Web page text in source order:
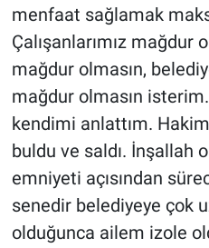
menfaat sağlamak
Çalışanlarımız mağdur
mağdur olmasın,
mağdur olmasın
kendimi anlattım.
buldu ve saldı. İnşallah
emniyeti açısından
senedir belediyeye çok
olduğunca ailem izole